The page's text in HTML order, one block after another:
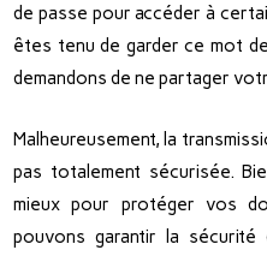
de passe pour accéder à
êtes tenu de garder ce mot
demandons de ne partager
Malheureusement, la
pas totalement sécurisée.
mieux pour protéger vos
pouvons garantir la